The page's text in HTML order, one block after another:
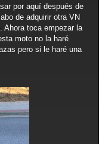
por aquí después de
de adquirir otra VN
Ahora toca empezar la
moto no la haré
pero si le haré una